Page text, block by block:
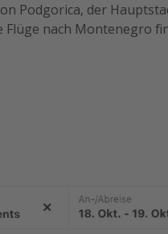
Podgorica, der
Flüge nach Montenegro